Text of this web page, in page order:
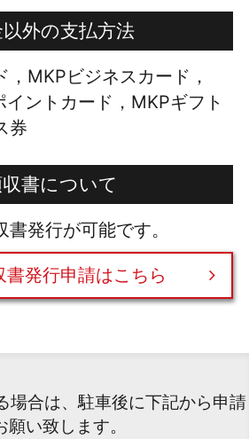
外の支払方法
，MKPビジネスカード，
ントカード，MKPギフト
券
書について
発行が可能です。
書発行申請はこちら
場合は、駐車後に下記から申請
願い致します。